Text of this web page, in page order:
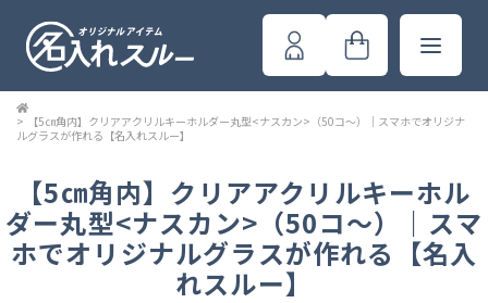
>
【5㎝角内】クリアアクリルキーホルダー丸型<ナスカン>（50コ～）｜スマホでオリジナ
ルグラスが作れる【名入れスルー】
【5㎝角内】クリアアクリルキーホル
ダー丸型<ナスカン>（50コ～）｜スマ
ホでオリジナルグラスが作れる【名入
れスルー】